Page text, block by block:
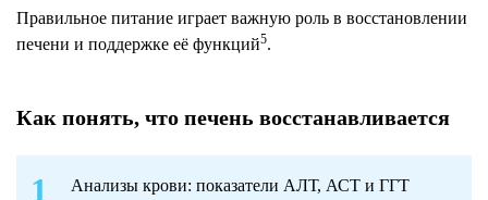
Правильное питание играет важную роль в восстановлении
печени и поддержке её функций5.
Как понять, что печень восстанавливается
Анализы крови: показатели АЛТ, АСТ и ГГТ